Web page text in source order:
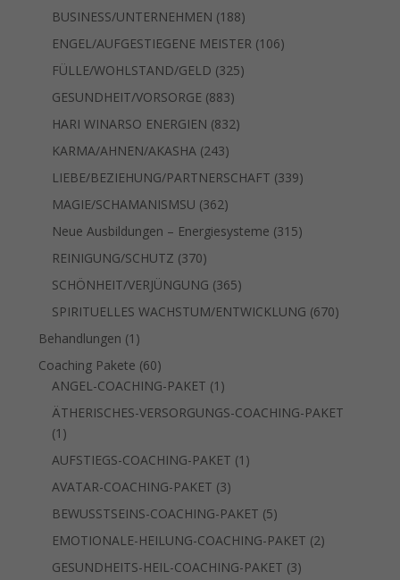
Produkte
BUSINESS/UNTERNEHMEN 188188
Produkte
ENGEL/AUFGESTIEGENE MEISTER 106106
FÜLLE/WOHLSTAND/GELD 325325
GESUNDHEIT/VORSORGE 883883
Produkte
HARI WINARSO ENERGIEN 832832
KARMA/AHNEN/AKASHA 243243
Produkte
LIEBE/BEZIEHUNG/PARTNERSCHAFT 339339
MAGIE/SCHAMANISMSU 362362
Produkte
Neue Ausbildungen – Energiesysteme 315315
REINIGUNG/SCHUTZ 370370
Produkte
SCHÖNHEIT/VERJÜNGUNG 365365
Produkte
SPIRITUELLES WACHSTUM/ENTWICKLUNG 670670
Behandlungen 1 1
Produkt
Coaching Pakete 6060
Produkte
ANGEL-COACHING-PAKET 1 1
Produkt
ÄTHERISCHES-VERSORGUNGS-COACHING-PAKET
1 1
Produkt
AUFSTIEGS-COACHING-PAKET 1 1
AVATAR-COACHING-PAKET 33
Produkte
BEWUSSTSEINS-COACHING-PAKET 55
Produkte
EMOTIONALE-HEILUNG-COACHING-PAKET 22
GESUNDHEITS-HEIL-COACHING-PAKET 33